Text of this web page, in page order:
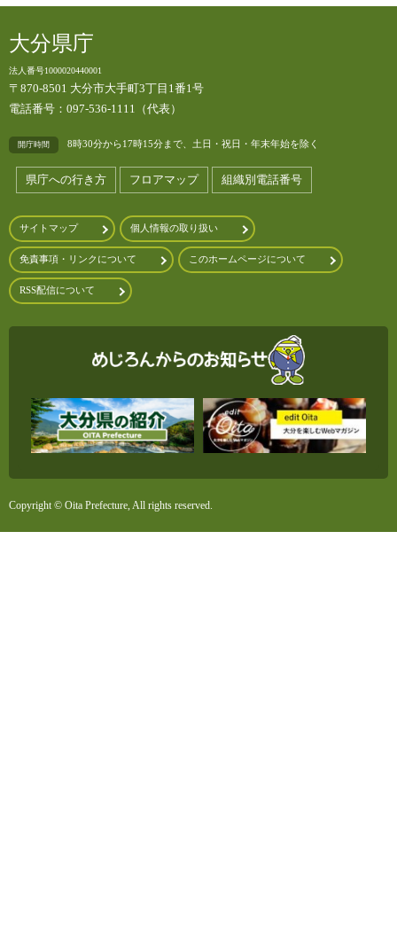
大分県庁
法人番号1000020440001
〒870-8501 大分市大手町3丁目1番1号
電話番号：097-536-1111（代表）
開庁時間 8時30分から17時15分まで、土日・祝日・年末年始を除く
県庁への行き方 フロアマップ 組織別電話番号
サイトマップ 個人情報の取り扱い
免責事項・リンクについて このホームページについて
RSS配信について
Copyright © Oita Prefecture, All rights reserved.